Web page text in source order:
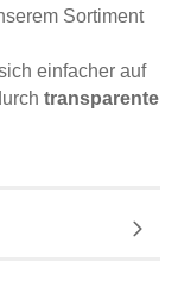
Sortiment
einfacher auf
transparente